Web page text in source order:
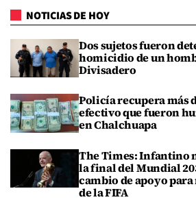
NOTICIAS DE HOY
Dos sujetos fueron
homicidio de un
Divisadero
Policía recupera más
efectivo que fueron
en Chalchuapa
The Times: Infantino
la final del Mundial
cambio de apoyo
de la FIFA